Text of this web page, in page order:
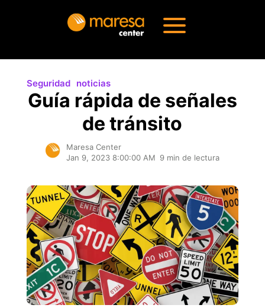
Seguridad noticias
Guía rápida de señales
de tránsito
Maresa Center
Jan 9, 2023 8:00:00 AM 9 min de lectura